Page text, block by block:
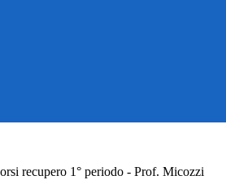
recupero 1° periodo - Prof. Micozzi